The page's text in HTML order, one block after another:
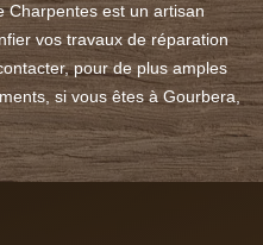
Charpentes est un artisan
vos travaux de réparation
pour de plus amples
si vous êtes à Gourbera,